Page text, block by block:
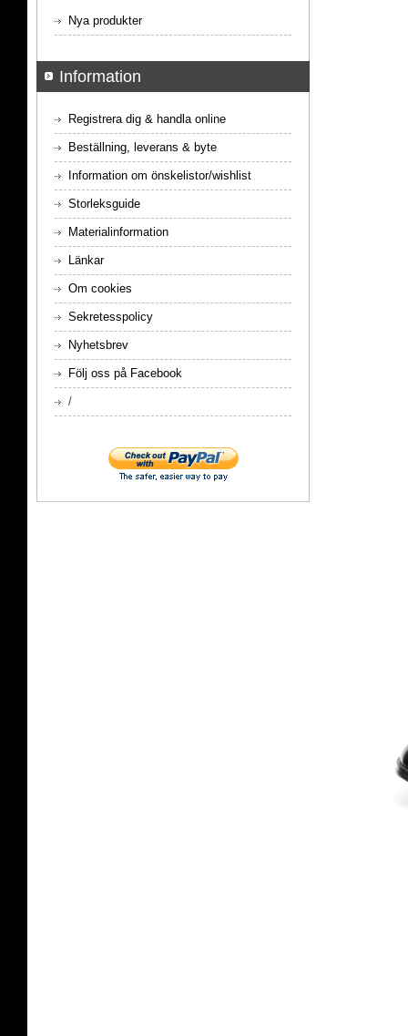
Nya produkter
Information
Registrera dig & handla online
Beställning, leverans & byte
Information om önskelistor/wishlist
Storleksguide
Materialinformation
Länkar
Om cookies
Sekretesspolicy
Nyhetsbrev
Följ oss på Facebook
/